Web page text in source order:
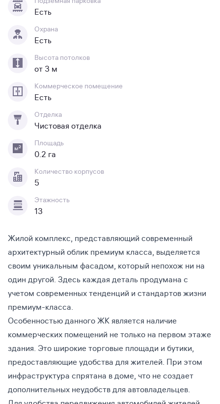
Есть
Охрана
Есть
Высота потолков
от 3 м
Коммерческое помещение
Есть
Отделка
Чистовая отделка
Площадь
0.2 га
Количество корпусов
5
Этажность
13
Жилой комплекс, представляющий современный
архитектурный облик премиум класса, выделяется
своим уникальным фасадом, который непохож ни на
один другой. Здесь каждая деталь продумана с
учетом современных тенденций и стандартов жизни
премиум-класса.
Особенностью данного ЖК является наличие
коммерческих помещений не только на первом этаже
здания. Это широкие торговые площади и бутики,
предоставляющие удобства для жителей. При этом
инфраструктура спрятана в доме, что не создает
дополнительных неудобств для автовладельцев.